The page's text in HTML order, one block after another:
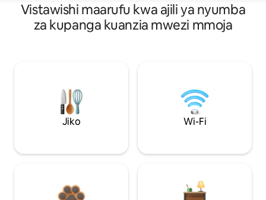
Vistawishi maarufu kwa ajili ya nyumba
za kupanga kuanzia mwezi mmoja
Jiko Wi-Fi